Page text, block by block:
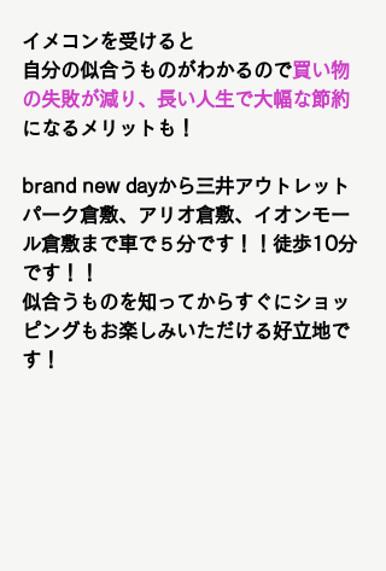
イメコンを受けると
自分の似合うものがわかるので買い物
の失敗が減り、長い人生で大幅な節約
になるメリットも！
brand new dayから三井アウトレット
パーク倉敷、アリオ倉敷、イオンモー
ル倉敷まで車で５分です！！徒歩10分
です！！
似合うものを知ってからすぐにショッ
ピングもお楽しみいただける好立地で
す！